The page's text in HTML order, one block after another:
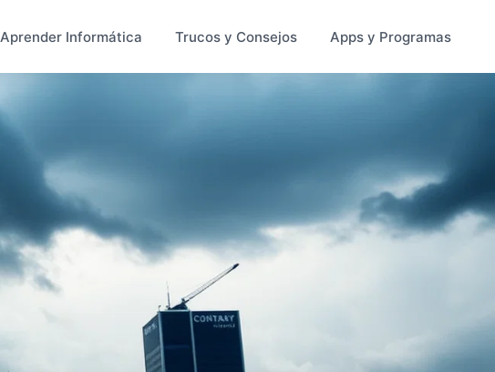
Aprender Informática Trucos y Consejos Apps y Programas